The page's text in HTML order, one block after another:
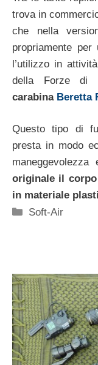
trova in
che nella
propriamente
l’utilizzo in
della Forze di
carabina Beretta
Questo tipo di
presta in modo
maneggevolezza
originale il corpo
in materiale
Categorie
Soft-Air